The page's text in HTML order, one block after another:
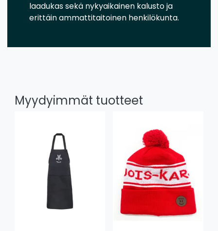
laadukas sekä nykyaikainen kalusto ja
erittäin ammattitaitoinen henkilökunta.
Myydyimmät tuotteet